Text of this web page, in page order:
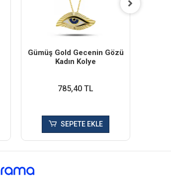
Gümüş Gold Gecenin Gözü
Kadın Kolye
785,40 TL
SEPETE EKLE